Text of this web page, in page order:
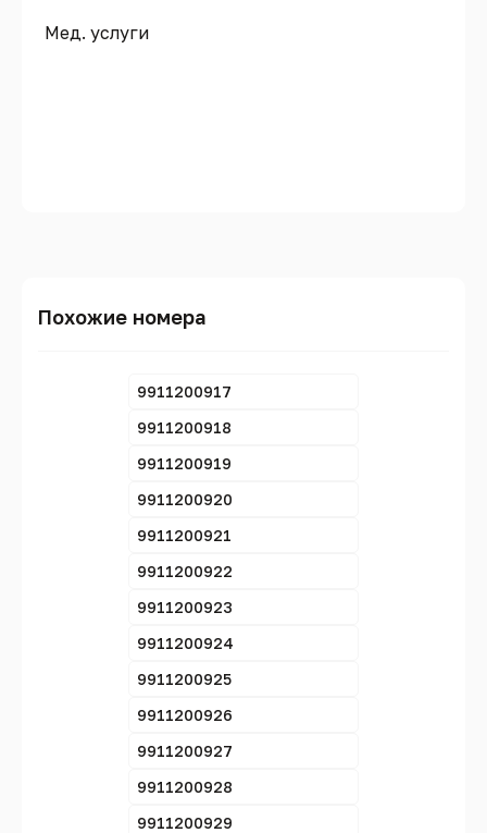
Мед. услуги
Похожие номера
9911200917
9911200918
9911200919
9911200920
9911200921
9911200922
9911200923
9911200924
9911200925
9911200926
9911200927
9911200928
9911200929